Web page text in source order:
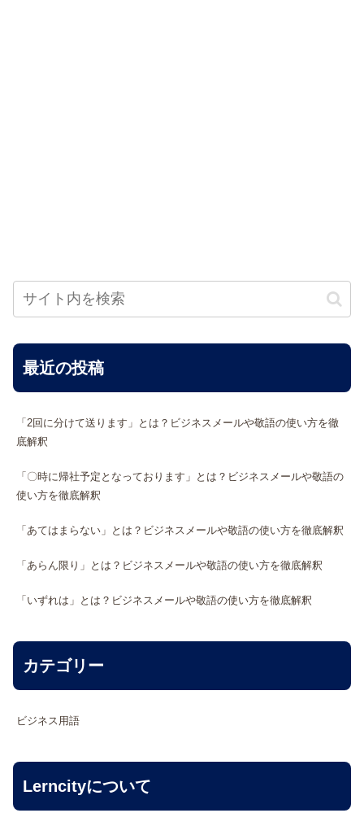
最近の投稿
「2回に分けて送ります」とは？ビジネスメールや敬語の使い方を徹
底解釈
「〇時に帰社予定となっております」とは？ビジネスメールや敬語の
使い方を徹底解釈
「あてはまらない」とは？ビジネスメールや敬語の使い方を徹底解釈
「あらん限り」とは？ビジネスメールや敬語の使い方を徹底解釈
「いずれは」とは？ビジネスメールや敬語の使い方を徹底解釈
カテゴリー
ビジネス用語
Lerncityについて